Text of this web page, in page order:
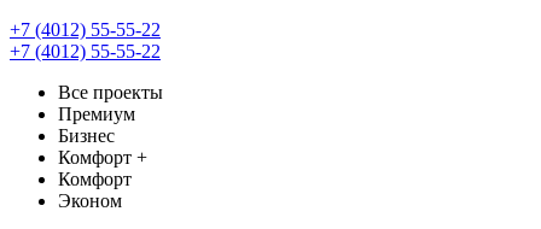
+7 (4012) 55-55-22
+7 (4012) 55-55-22
Все проекты
Премиум
Бизнес
Комфорт +
Комфорт
Эконом